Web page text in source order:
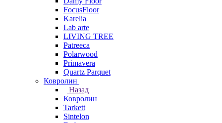
FocusFloor
Karelia
Lab arte
LIVING TREE
Patreeca
Polarwood
Primavera
Quartz Parquet
Ковролин
Назад
Ковролин
Tarkett
Sintelon